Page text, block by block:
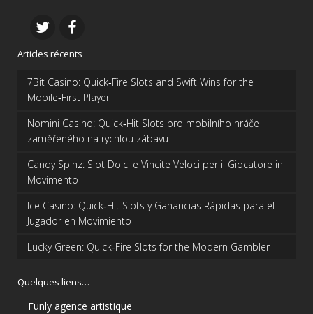
Articles récents
7Bit Casino: Quick‑Fire Slots and Swift Wins for the
Mobile‑First Player
Nomini Casino: Quick‑Hit Slots pro mobilního hráče
zaměřeného na rychlou zábavu
Candy Spinz: Slot Dolci e Vincite Veloci per il Giocatore in
Movimento
Ice Casino: Quick‑Hit Slots y Ganancias Rápidas para el
Jugador en Movimiento
Lucky Green: Quick‑Fire Slots for the Modern Gambler
Quelques liens…
Funly agence artistique